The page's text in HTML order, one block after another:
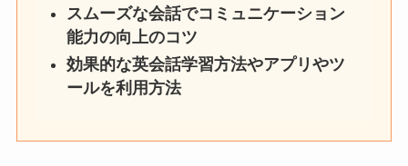
スムーズな会話でコミュニケーション
能力の向上のコツ
効果的な英会話学習方法やアプリやツ
ールを利用方法